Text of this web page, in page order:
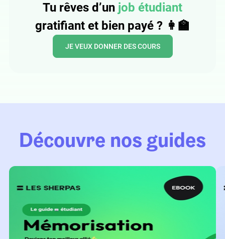
Tu rêves d’un job étudiant
gratifiant et bien payé ? 👩‍🏫
JE VEUX DONNER DES COURS
Découvre nos guides